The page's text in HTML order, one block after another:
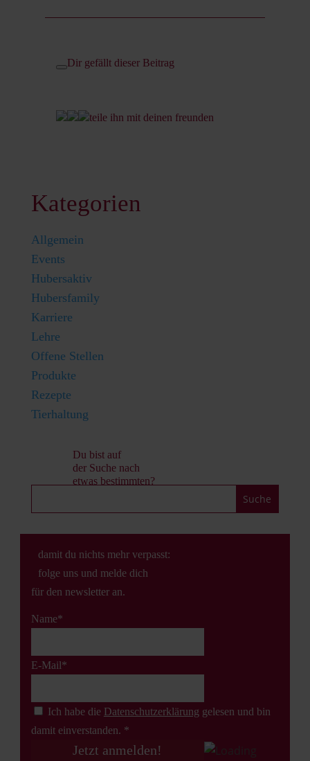
Dir gefällt dieser Beitrag
teile ihn mit deinen freunden
Kategorien
Allgemein
Events
Hubersaktiv
Hubersfamily
Karriere
Lehre
Offene Stellen
Produkte
Rezepte
Tierhaltung
Du bist auf
der Suche nach
etwas bestimmten?
damit du nichts mehr verpasst:
folge uns und melde dich
für den newsletter an.
Name*
E-Mail*
Ich habe die Datenschutz­erklärung gelesen und bin
damit einverstanden. *